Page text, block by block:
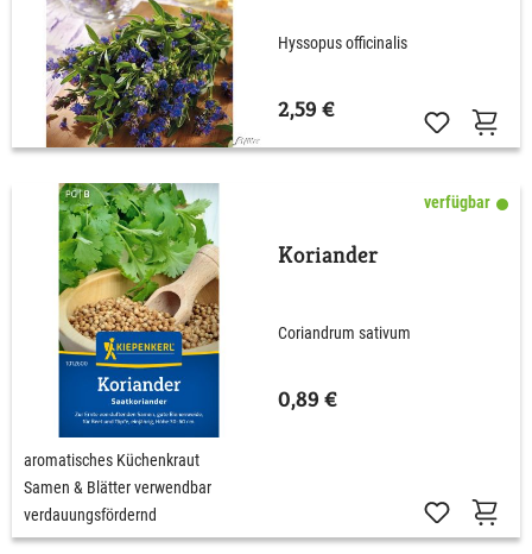
Hyssopus officinalis
2,59 €
verfügbar
Koriander
Coriandrum sativum
0,89 €
aromatisches Küchenkraut
Samen & Blätter verwendbar
verdauungsfördernd